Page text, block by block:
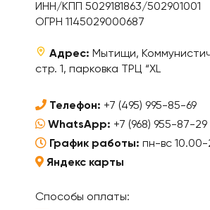
ИНН/КПП 5029181863/502901001
ОГРН 1145029000687
Адрес: Мытищи,
стр. 1, парковка ТРЦ “XL
Телефон: +7 (495) 995-85-69
WhatsApp: +7 (968) 955-87-29
График работы: пн-вс 10.00-
Яндекс карты
Способы оплаты: